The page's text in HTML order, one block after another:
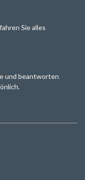
Sie alles
und beantworten